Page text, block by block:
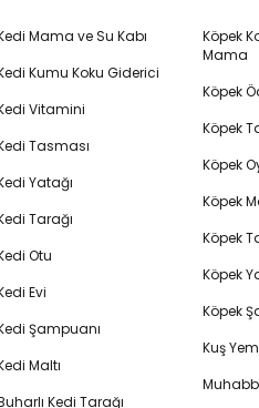
Mama ve Su Kabı
Kumu Koku Giderici
Vitamini
Tasması
Yatağı
Tarağı
Otu
Evi
Şampuanı
Maltı
Kedi Tarağı
Köpek
Mama
Köpek
Köpek
Köpek
Köpek
Köpek
Köpek
Köpek
Kuş